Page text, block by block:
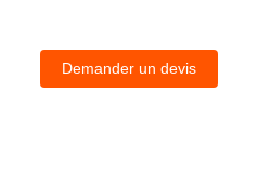
Demander un devis